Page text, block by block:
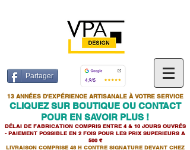
Partager
13 ANNÉES D'EXPÉRIENCE ARTISANALE À VOTRE SERVICE
CLIQUEZ SUR BOUTIQUE OU CONTACT
POUR EN SAVOIR PLUS !
DÉLAI DE FABRICATION COMPRIS ENTRE 4 & 10 JOURS OUVRÉS
- PAIEMENT POSSIBLE EN 2 FOIS POUR LES PRIX SUPERIEURS A
500 €
LIVRAISON COMPRISE 48 H CONTRE SIGNATURE DEVANT CHEZ